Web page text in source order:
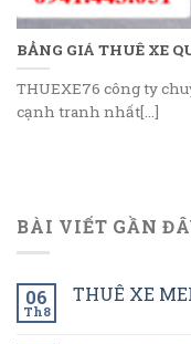
BẢNG GIÁ THUÊ XE
THUEXE76 công ty
cạnh tranh nhất[...]
BÀI VIẾT GẦN
06
Th8
THUÊ XE